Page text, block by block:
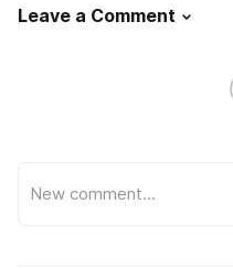
Leave a Comment